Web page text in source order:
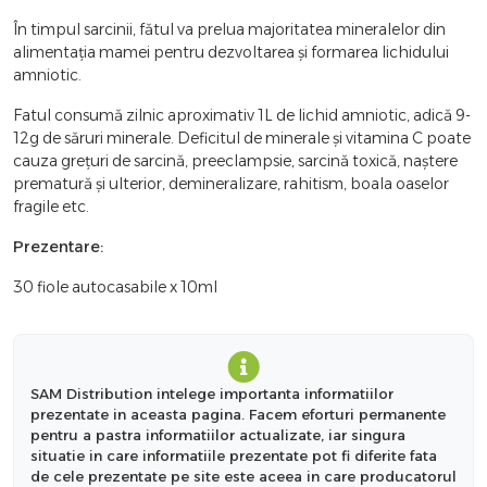
În timpul sarcinii, fătul va prelua majoritatea mineralelor din
alimentația mamei pentru dezvoltarea și formarea lichidului
amniotic.
Fatul consumă zilnic aproximativ 1L de lichid amniotic, adică 9-
12g de săruri minerale. Deficitul de minerale și vitamina C poate
cauza grețuri de sarcină, preeclampsie, sarcină toxică, naștere
prematură și ulterior, demineralizare, rahitism, boala oaselor
fragile etc.
Prezentare:
30 fiole autocasabile x 10ml
SAM Distribution intelege importanta informatiilor
prezentate in aceasta pagina. Facem eforturi permanente
pentru a pastra informatiilor actualizate, iar singura
situatie in care informatiile prezentate pot fi diferite fata
de cele prezentate pe site este aceea in care producatorul